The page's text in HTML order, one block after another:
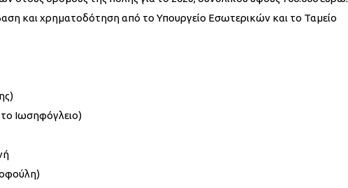
και χρηματοδότηση από το Υπουργείο Εσωτερικών και το Ταμείο
Ιωσηφόγλειο)